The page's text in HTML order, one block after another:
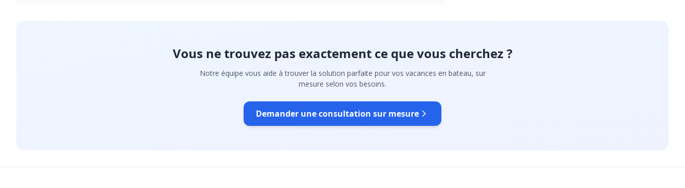
Vous ne trouvez pas exactement ce que vous cherchez ?
Notre équipe vous aide à trouver la solution parfaite pour vos vacances en bateau, sur
mesure selon vos besoins.
Demander une consultation sur mesure